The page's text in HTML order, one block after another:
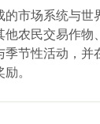
的市场系统与世
他农民交易作物
季节性活动，并
。